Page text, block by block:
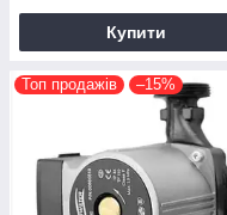
Купити
Топ продажів –15%